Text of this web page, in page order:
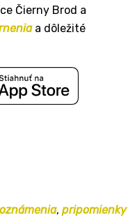
Čierny Brod a
a dôležité
oznámenia, pripomienky